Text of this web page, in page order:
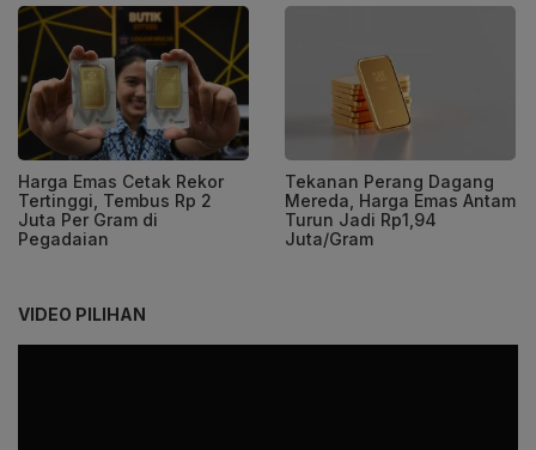
Harga Emas Cetak Rekor
Tertinggi, Tembus Rp 2
Juta Per Gram di
Pegadaian
Tekanan Perang Dagang
Mereda, Harga Emas Antam
Turun Jadi Rp1,94
Juta/Gram
VIDEO PILIHAN